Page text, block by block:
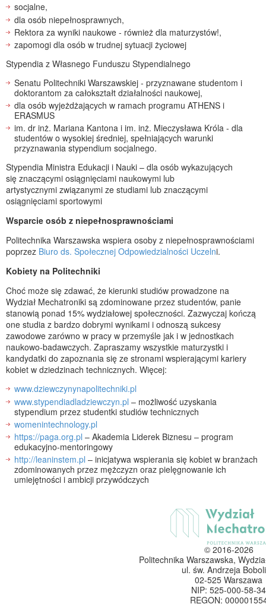
socjalne,
dla osób niepełnosprawnych,
Rektora za wyniki naukowe - również dla maturzystów!,
zapomogi dla osób w trudnej sytuacji życiowej
Stypendia z Własnego Funduszu Stypendialnego
Senatu Politechniki Warszawskiej - przyznawane studentom i
doktorantom za całokształt działalności naukowej,
dla osób wyjeżdżających w ramach programu ATHENS i
ERASMUS
im. dr inż. Mariana Kantona i im. inż. Mieczysława Króla - dla
studentów o wysokiej średniej, spełniających warunki
przyznawania stypendium socjalnego.
Stypendia Ministra Edukacji i Nauki – dla osób wykazujących
się znaczącymi osiągnięciami naukowymi lub
artystycznymi związanymi ze studiami lub znaczącymi
osiągnięciami sportowymi
Wsparcie osób z niepełnosprawnościami
Politechnika Warszawska wspiera osoby z niepełnosprawnościami
poprzez Biuro ds. Społecznej Odpowiedzialności Uczelni.
Kobiety na Politechniki
Choć może się zdawać, że kierunki studiów prowadzone na
Wydział Mechatroniki są zdominowane przez studentów, panie
stanowią ponad 15% wydziałowej społeczności. Zazwyczaj kończą
one studia z bardzo dobrymi wynikami i odnoszą sukcesy
zawodowe zarówno w pracy w przemyśle jak i w jednostkach
naukowo-badawczych. Zapraszamy wszystkie maturzystki i
kandydatki do zapoznania się ze stronami wspierającymi kariery
kobiet w dziedzinach technicznych. Więcej:
www.dziewczynynapolitechniki.pl
www.stypendiadladziewczyn.pl – możliwość uzyskania
stypendium przez studentki studiów technicznych
womenintechnology.pl
https://paga.org.pl – Akademia Liderek Biznesu – program
edukacyjno-mentoringowy
http://leaninstem.pl – inicjatywa wspierania się kobiet w branżach
zdominowanych przez mężczyzn oraz pielęgnowanie ich
umiejętności i ambicji przywódczych
© 2016-2026
Politechnika Warszawska,
ul. św. Andrzeja
02-525 Warszawa
NIP: 525-000-58-34
REGON: